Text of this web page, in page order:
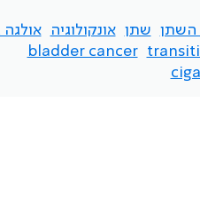
השתן שתן אונקולוגיה
אולגה
bladder cancer